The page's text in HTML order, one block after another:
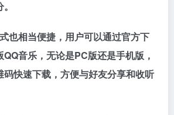
也相当便捷，用户可以通过官方下
音乐，无论是PC版还是手机版，
码快速下载，方便与好友分享和收听